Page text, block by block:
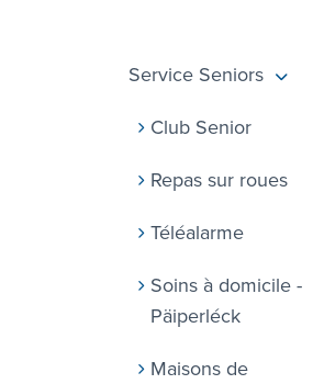
Service Seniors
Club Senior
Repas sur roues
Téléalarme
Soins à domicile -
Päiperléck
Maisons de